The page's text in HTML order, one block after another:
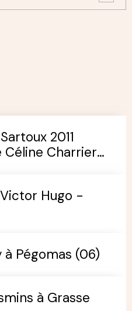
2011
Charrier
Hugo -
Pégomas (06)
à Grasse